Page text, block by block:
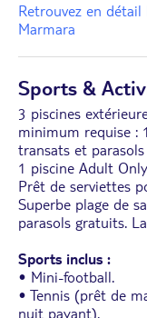
Retrouvez en
Marmara
Sports &
3 piscines
minimum requise :
transats et
1 piscine Adult
Prêt de serviettes
Superbe plage de
parasols gratuits.
Sports inclus :
• Mini-football.
• Tennis (prêt de
nuit payant).